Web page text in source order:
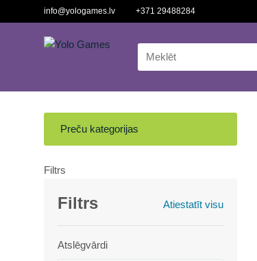
info@yologames.lv +371 29488284
Preču kategorijas
Filtrs
Filtrs Atiestatīt visu
Atslēgvārdi